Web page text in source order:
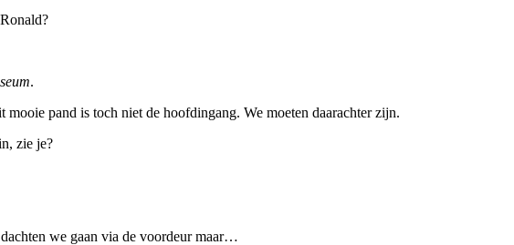
.
pand is toch niet de hoofdingang. We moeten daarachter zijn.
zie je?
we gaan via de voordeur maar…